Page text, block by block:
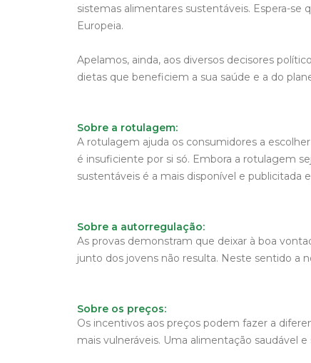
sistemas alimentares sustentáveis. Espera-
Europeia.
Apelamos, ainda, aos diversos decisores
dietas que beneficiem a sua saúde e a do
Sobre a rotulagem:
A rotulagem ajuda os consumidores a
é insuficiente por si só. Embora a rotulagem
sustentáveis é a mais disponível e publicitada
Sobre a autorregulação:
As provas demonstram que deixar à boa
junto dos jovens não resulta. Neste sentido a
Sobre os preços:
Os incentivos aos preços podem fazer a
mais vulneráveis. Uma alimentação saudável